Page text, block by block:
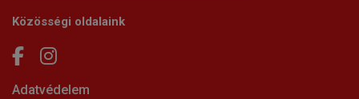
Közösségi oldalaink
Adatvédelem